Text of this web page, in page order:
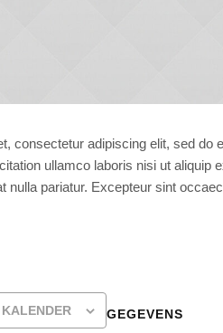
consectetur adipiscing elit, sed
ullamco laboris nisi ut aliquip
nulla pariatur. Excepteur sint
GEGEVENS